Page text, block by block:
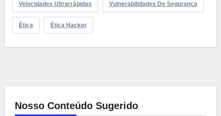
Velocidades Ultrarrápidas Vulnerabilidades De Segurança
Ética Ética Hacker
Nosso Conteúdo Sugerido